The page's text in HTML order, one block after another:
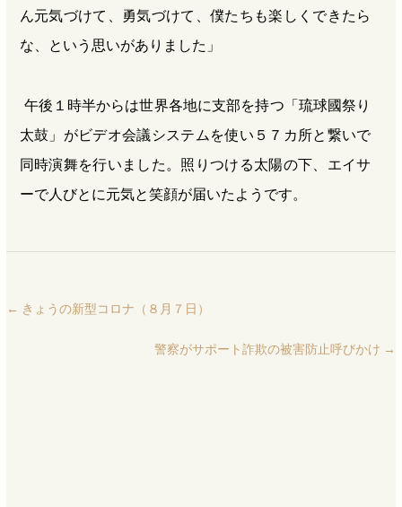
ん元気づけて、勇気づけて、僕たちも楽しくできたら
な、という思いがありました」
午後１時半からは世界各地に支部を持つ「琉球國祭り
太鼓」がビデオ会議システムを使い５７カ所と繋いで
同時演舞を行いました。照りつける太陽の下、エイサ
ーで人びとに元気と笑顔が届いたようです。
← きょうの新型コロナ（８月７日）
警察がサポート詐欺の被害防止呼びかけ →